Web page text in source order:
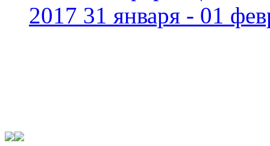
2017 31 января - 01